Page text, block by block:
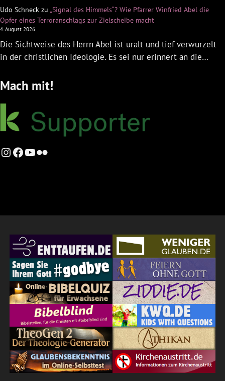
Udo Schneck zu „Signal des Himmels“? Wie Pfarrer Winfried Abel die
Opfer eines Terroranschlags zur Zielscheibe macht
4. August 2026
Die Sichtweise des Herrn Abel ist uralt und tief verwurzelt
in der christlichen Ideologie. Es sei nur erinnert an die…
Mach mit!
Instagram
Facebook
YouTube
Flickr